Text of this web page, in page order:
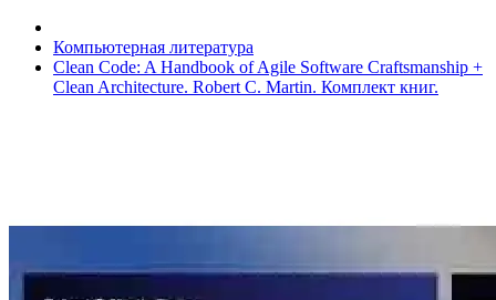
Компьютерная литература
Clean Code: A Handbook of Agile Software Craftsmanship +
Clean Architecture. Robert C. Martin. Комплект книг.